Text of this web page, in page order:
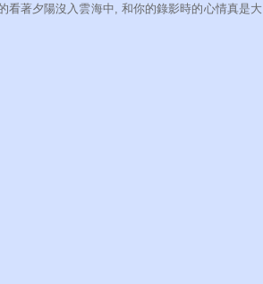
看著夕陽沒入雲海中, 和你的錄影時的心情真是大